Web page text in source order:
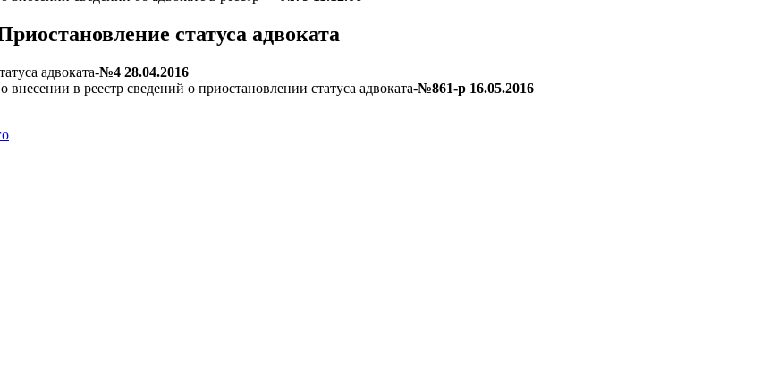
статуса адвоката
адвоката-№4 28.04.2016
в реестр сведений о приостановлении статуса адвоката-№861-р 16.05.2016